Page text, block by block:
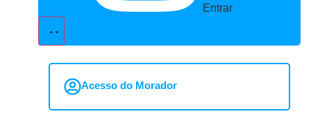
Entrar
Acesso do Morador